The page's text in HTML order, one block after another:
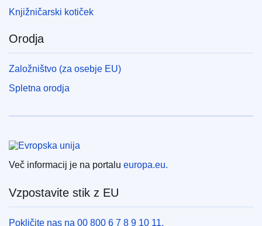
Knjižničarski kotiček
Orodja
Založništvo (za osebje EU)
Spletna orodja
Evropska unija
Več informacij je na portalu europa.eu.
Vzpostavite stik z EU
Pokličite nas na 00 800 6 7 8 9 10 11.